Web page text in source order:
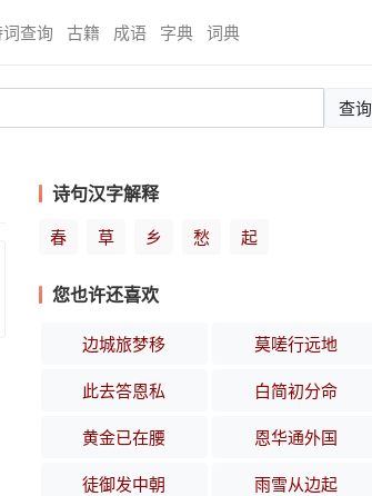
查询 古籍 成语 字典 词典
查询
诗句汉字解释
春 草 乡 愁 起
您也许还喜欢
边城旅梦移
莫嗟行远地
此去答恩私
白简初分命
黄金已在腰
恩华通外国
徒御发中朝
雨雪从边起